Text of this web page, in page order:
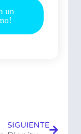
un
SIGUIENTE